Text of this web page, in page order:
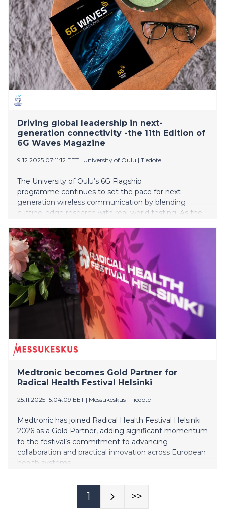
Driving global leadership in next-
generation connectivity -the 11th Edition of
6G Waves Magazine
9.12.2025 07:11:12 EET | University of Oulu | Tiedote
The University of Oulu’s 6G Flagship
programme continues to set the pace for next-
generation wireless communication by blending
cutting-edge research with real-world testing. As the
unique environment where academia and industry
collaborate to shape the future of connectivity.
Medtronic becomes Gold Partner for
Radical Health Festival Helsinki
25.11.2025 15:04:09 EET | Messukeskus | Tiedote
Medtronic has joined Radical Health Festival Helsinki
2026 as a Gold Partner, adding significant momentum
to the festival’s commitment to advancing
collaboration and practical innovation across European
health systems.
1 >>